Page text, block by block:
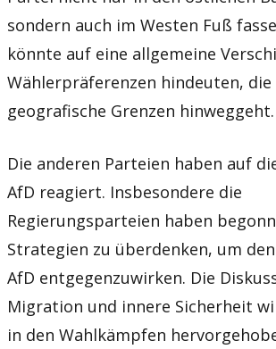
sondern auch im Westen Fuß
könnte auf eine allgemeine
Wählerpräferenzen hindeuten,
geografische Grenzen hinweggeht.
Die anderen Parteien haben auf
AfD reagiert. Insbesondere die
Regierungsparteien haben
Strategien zu überdenken, um
AfD entgegenzuwirken. Die
Migration und innere Sicherheit
in den Wahlkämpfen